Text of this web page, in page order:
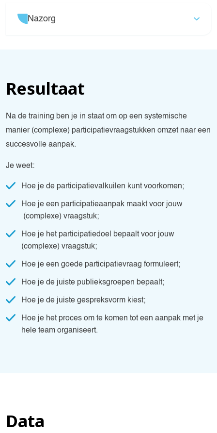
Nazorg
Resultaat
Na de training ben je in staat om op een systemische
manier (complexe) participatievraagstukken omzet naar een
succesvolle aanpak.
Je weet:
Hoe je de participatievalkuilen kunt voorkomen;
Hoe je een participatieaanpak maakt voor jouw
(complexe) vraagstuk;
Hoe je het participatiedoel bepaalt voor jouw
(complexe) vraagstuk;
Hoe je een goede participatievraag formuleert;
Hoe je de juiste publieksgroepen bepaalt;
Hoe je de juiste gespreksvorm kiest;
Hoe je het proces om te komen tot een aanpak met je
hele team organiseert.
Data